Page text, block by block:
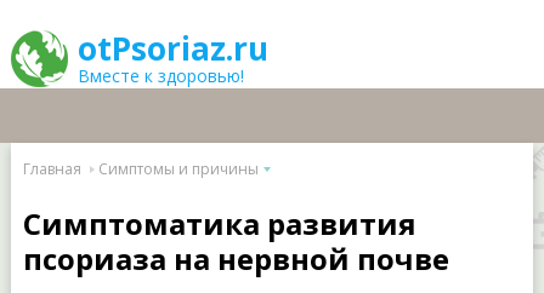
otPsoriaz.ru
Вместе к здоровью!
Главная Симптомы и причины
Симптоматика развития
псориаза на нервной почве